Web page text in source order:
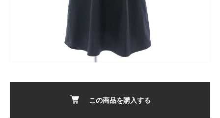
この商品を購入する